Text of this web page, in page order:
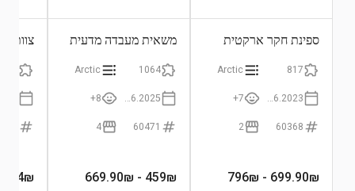
ספינת חקר ארקטית
817
Arctic
7+
60368
2
699.90₪
- 796₪
משאית מעבדה מדעית
1064
Arctic
8+
60471
4
459₪
- 669.90₪
צוות
₪